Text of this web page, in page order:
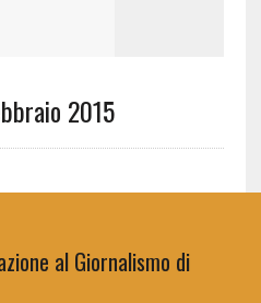
2015
al Giornalismo di